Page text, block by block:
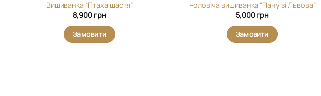
Вишиванка “Птаха щастя”
8,900 грн
Замовити
Чоловіча вишиванка “Пану зі Львова”
5,000 грн
Замовити